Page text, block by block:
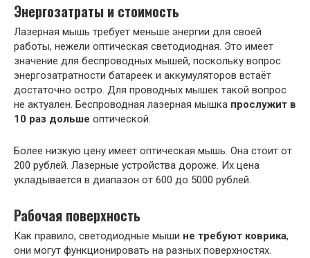
Энергозатраты и стоимость
Лазерная мышь требует меньше энергии для своей
работы, нежели оптическая светодиодная. Это имеет
значение для беспроводных мышей, поскольку вопрос
энергозатратности батареек и аккумуляторов встаёт
достаточно остро. Для проводных мышек такой вопрос
не актуален. Беспроводная лазерная мышка прослужит в
10 раз дольше оптической.
Более низкую цену имеет оптическая мышь. Она стоит от
200 рублей. Лазерные устройства дороже. Их цена
укладывается в диапазон от 600 до 5000 рублей.
Рабочая поверхность
Как правило, светодиодные мыши не требуют коврика,
они могут функционировать на разных поверхностях.